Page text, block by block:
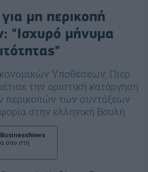
μη περικοπή
"Ισχυρό μήνυμα
Υποθέσεων, Πιερ
την οριστική κατάργηση
περικοπών των συντάξεων
στην ελληνική Βουλή
BusinessNews
σου στη